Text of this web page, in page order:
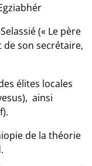
(« Le père
son secrétaire,
élites locales
ainsi
de la théorie